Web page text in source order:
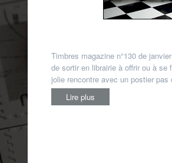
Timbres magazine n°130 de
de sortir en librairie à offrir ou à se
jolie rencontre avec un postier pas
Lire plus